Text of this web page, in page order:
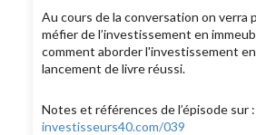
Au cours de la conversation on verra
méfier de l’investissement en
comment aborder l'investissement
lancement de livre réussi.
Notes et références de l’épisode sur :
investisseurs40.com/039